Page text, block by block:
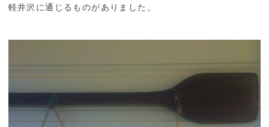
軽井沢に通じるものがありました。